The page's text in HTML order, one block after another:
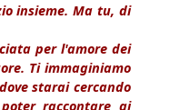
insieme. Ma tu, di
per l'amore dei
Ti immaginiamo
starai cercando
raccontare ai